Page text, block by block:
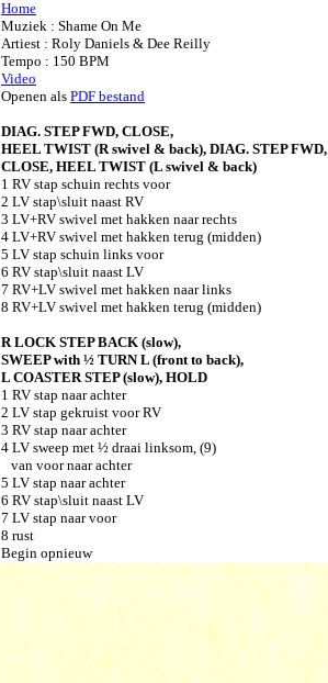
Home
Muziek : Shame On Me
Artiest : Roly Daniels & Dee Reilly
Tempo : 150 BPM
Video
Openen als PDF bestand
DIAG. STEP FWD, CLOSE,
HEEL TWIST (R swivel & back), DIAG. STEP FWD,
CLOSE, HEEL TWIST (L swivel & back)
1 RV stap schuin rechts voor
2 LV stap\sluit naast RV
3 LV+RV swivel met hakken naar rechts
4 LV+RV swivel met hakken terug (midden)
5 LV stap schuin links voor
6 RV stap\sluit naast LV
7 RV+LV swivel met hakken naar links
8 RV+LV swivel met hakken terug (midden)
R LOCK STEP BACK (slow),
SWEEP with ½ TURN L (front to back),
L COASTER STEP (slow), HOLD
1 RV stap naar achter
2 LV stap gekruist voor RV
3 RV stap naar achter
4 LV sweep met ½ draai linksom, (9)
van voor naar achter
5 LV stap naar achter
6 RV stap\sluit naast LV
7 LV stap naar voor
8 rust
Begin opnieuw